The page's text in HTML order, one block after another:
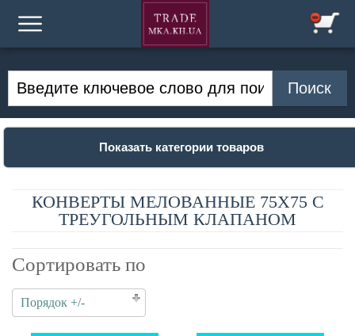
Показать категории товаров
КОНВЕРТЫ МЕЛОВАННЫЕ 75Х75 С
ТРЕУГОЛЬНЫМ КЛАПАНОМ
Сортировать по
Порядок +/-